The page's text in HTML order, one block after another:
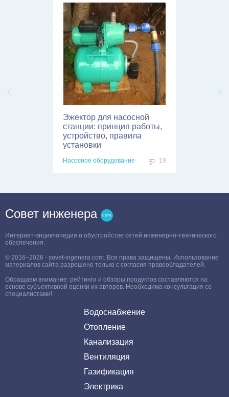
Принудительная
вентиляция в погребе:
правила и схемы
обустройства
Проектирование и расчеты
Совет инженера
Интернет-энциклопедия о обустройстве сетей инженерно-технического
обеспечения.
© 2016–2026 - sovet-ingenera.com. Все права защищены. Использование
материалов сайта разрешено только с согласия правообладателей.
Обращаем внимание: рейтинги и обзоры продуктов составляются на
основе субъективной оценки их авторов. Необходима консультация со
специалистами!
Водоснабжение
Отопление
Канализация
Вентиляция
Газификация
Электрика